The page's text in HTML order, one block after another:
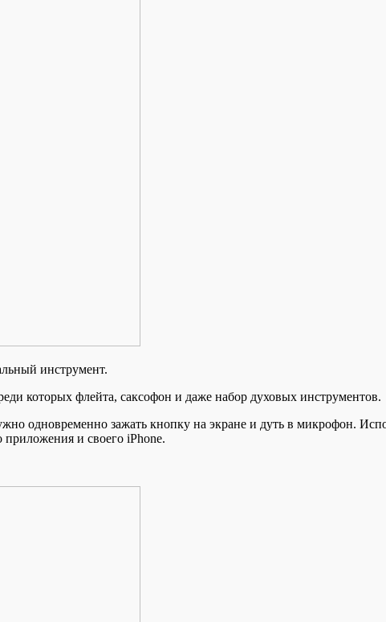
инструмент.
которых флейта, саксофон и даже набор духовых инструментов.
одновременно зажать кнопку на экране и дуть в микрофон.
и своего iPhone.